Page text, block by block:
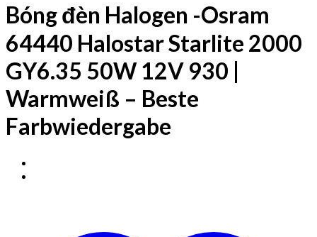
Bóng đèn Halogen -Osram
64440 Halostar Starlite 2000
GY6.35 50W 12V 930 |
Warmweiß – Beste
Farbwiedergabe